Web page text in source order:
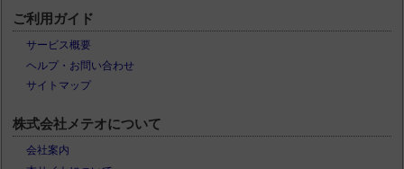
ご利用ガイド
サービス概要
ヘルプ・お問い合わせ
サイトマップ
株式会社メテオについて
会社案内